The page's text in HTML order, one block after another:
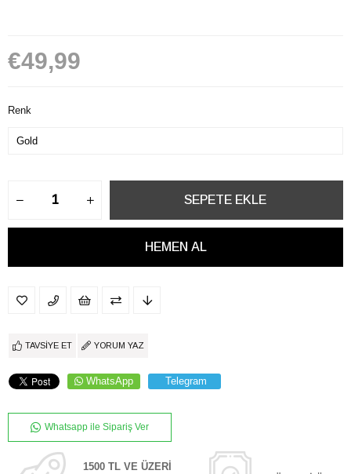
€49,99
Renk
TAVSIYE ET YORUM YAZ
WhatsApp Telegram
Whatsapp ile Sipariş Ver
1500 TL VE ÜZERİ